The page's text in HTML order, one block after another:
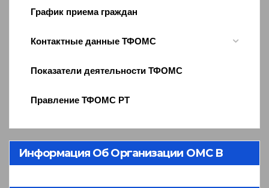
График приема граждан
Контактные данные ТФОМС
Показатели деятельности ТФОМС
Правление ТФОМС РТ
Информация Об Организации ОМС В